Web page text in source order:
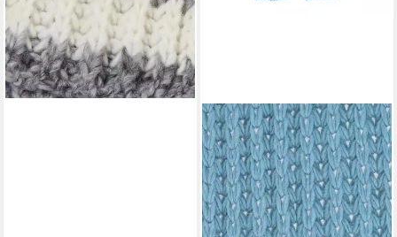
HALSÜBERKOPF ACCESSOIRES
Strickschal Grobstrickschal,
Made in Germany
40,00 € 59,99 €
-33%
lieferbar - in 3-4 Werktagen bei dir